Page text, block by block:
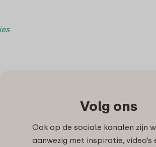
Volg ons
Ook op de sociale kanalen zijn
aanwezig met inspiratie, video’s